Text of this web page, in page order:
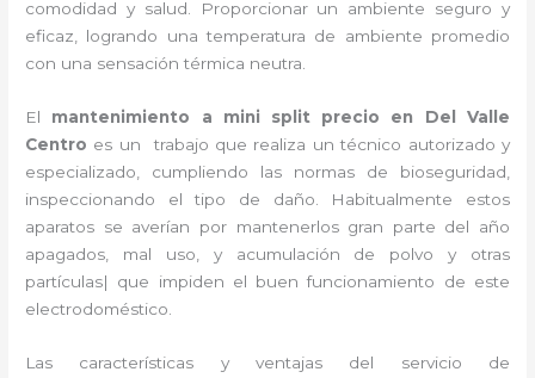
comodidad y salud. Proporcionar un ambiente seguro y
eficaz, logrando una temperatura de ambiente promedio
con una sensación térmica neutra.
El mantenimiento a mini split precio en Del Valle
Centro es un
trabajo que realiza un técnico autorizado y
especializado, cumpliendo las normas de bioseguridad,
inspeccionando el tipo de daño. Habitualmente estos
aparatos se averían por mantenerlos gran parte del año
apagados, mal uso, y acumulación de polvo y otras
partículas| que impiden el buen funcionamiento de este
electrodoméstico.
Las características y ventajas del servicio de